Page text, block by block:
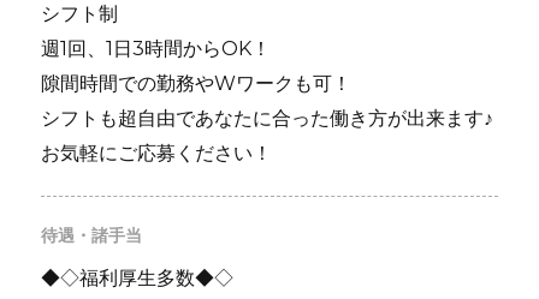
シフト制
週1回、1日3時間からOK！
隙間時間での勤務やWワークも可！
シフトも超自由であなたに合った働き方が出来ます♪
お気軽にご応募ください！
待遇・諸手当
◆◇福利厚生多数◆◇